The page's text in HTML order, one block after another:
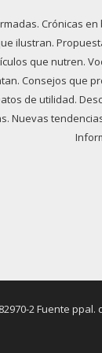
Crónicas
ilustran.
que nutren.
Consejos que
de utilidad.
Nuevas
2 Fuente